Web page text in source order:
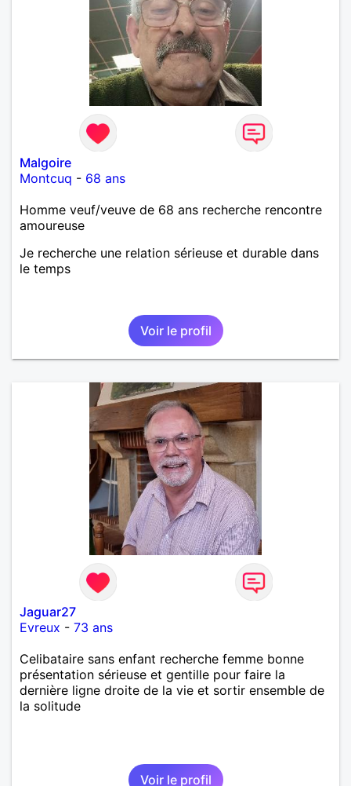
Malgoire
Montcuq - 68 ans
Homme veuf/veuve de 68 ans recherche rencontre
amoureuse
Je recherche une relation sérieuse et durable dans
le temps
Voir le profil
Jaguar27
Evreux - 73 ans
Celibataire sans enfant recherche femme bonne
présentation sérieuse et gentille pour faire la
dernière ligne droite de la vie et sortir ensemble de
la solitude
Voir le profil